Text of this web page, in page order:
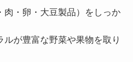
肉・卵・大豆製品）をしっか
ルが豊富な野菜や果物を取り